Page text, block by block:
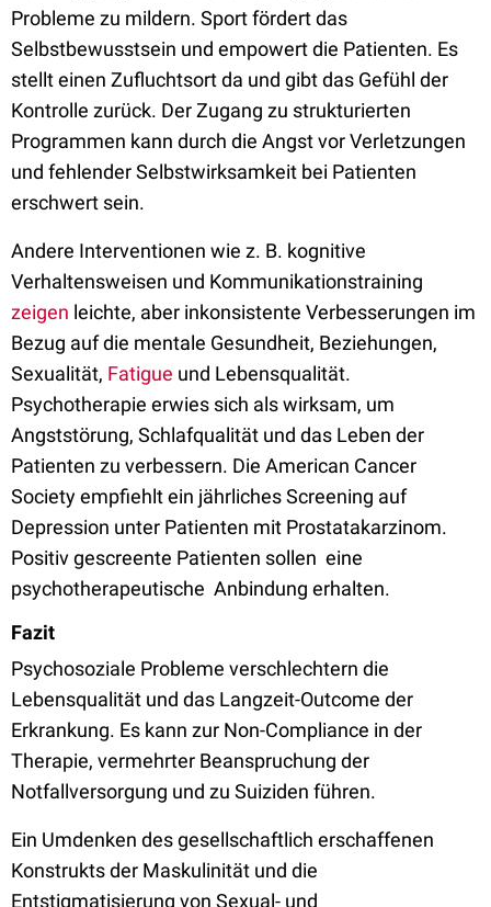
Probleme zu mildern. Sport fördert das
Selbstbewusstsein und empowert die Patienten. Es
stellt einen Zufluchtsort da und gibt das Gefühl der
Kontrolle zurück. Der Zugang zu strukturierten
Programmen kann durch die Angst vor Verletzungen
und fehlender Selbstwirksamkeit bei Patienten
erschwert sein.
Andere Interventionen wie z. B. kognitive
Verhaltensweisen und Kommunikationstraining
zeigen leichte, aber inkonsistente Verbesserungen im
Bezug auf die mentale Gesundheit, Beziehungen,
Sexualität, Fatigue und Lebensqualität.
Psychotherapie erwies sich als wirksam, um
Angststörung, Schlafqualität und das Leben der
Patienten zu verbessern. Die American Cancer
Society empfiehlt ein jährliches Screening auf
Depression unter Patienten mit Prostatakarzinom.
Positiv gescreente Patienten sollen eine
psychotherapeutische Anbindung erhalten.
Fazit
Psychosoziale Probleme verschlechtern die
Lebensqualität und das Langzeit-Outcome der
Erkrankung. Es kann zur Non-Compliance in der
Therapie, vermehrter Beanspruchung der
Notfallversorgung und zu Suiziden führen.
Ein Umdenken des gesellschaftlich erschaffenen
Konstrukts der Maskulinität und die
Entstigmatisierung von Sexual- und